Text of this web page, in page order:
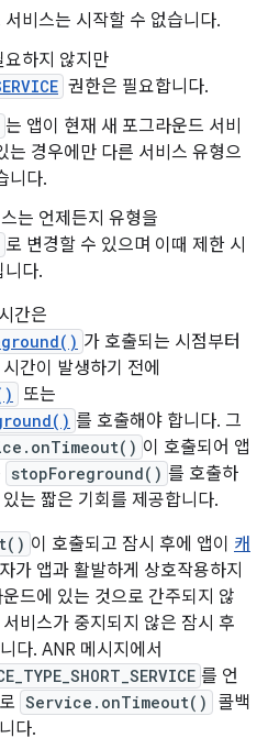
비스는 시작할 수 없습니다.
요하지 않지만
권한은 필요합니다.
는 앱이 현재 새 포그라운드 서비
는 경우에만 다른 서비스 유형으
니다.
는 언제든지 유형을
로 변경할 수 있으며 이때 제한 시
니다.
간은
가 호출되는 시점부터
간이 발생하기 전에
또는
를 호출해야 합니다. 그
이 호출되어 앱
stopForeground() 를 호출하
는 짧은 기회를 제공합니다.
이 호출되고 잠시 후에 앱이 캐
가 앱과 활발하게 상호작용하지
드에 있는 것으로 간주되지 않
비스가 중지되지 않은 잠시 후
다. ANR 메시지에서
를 언
Service.onTimeout()
콜백
다.